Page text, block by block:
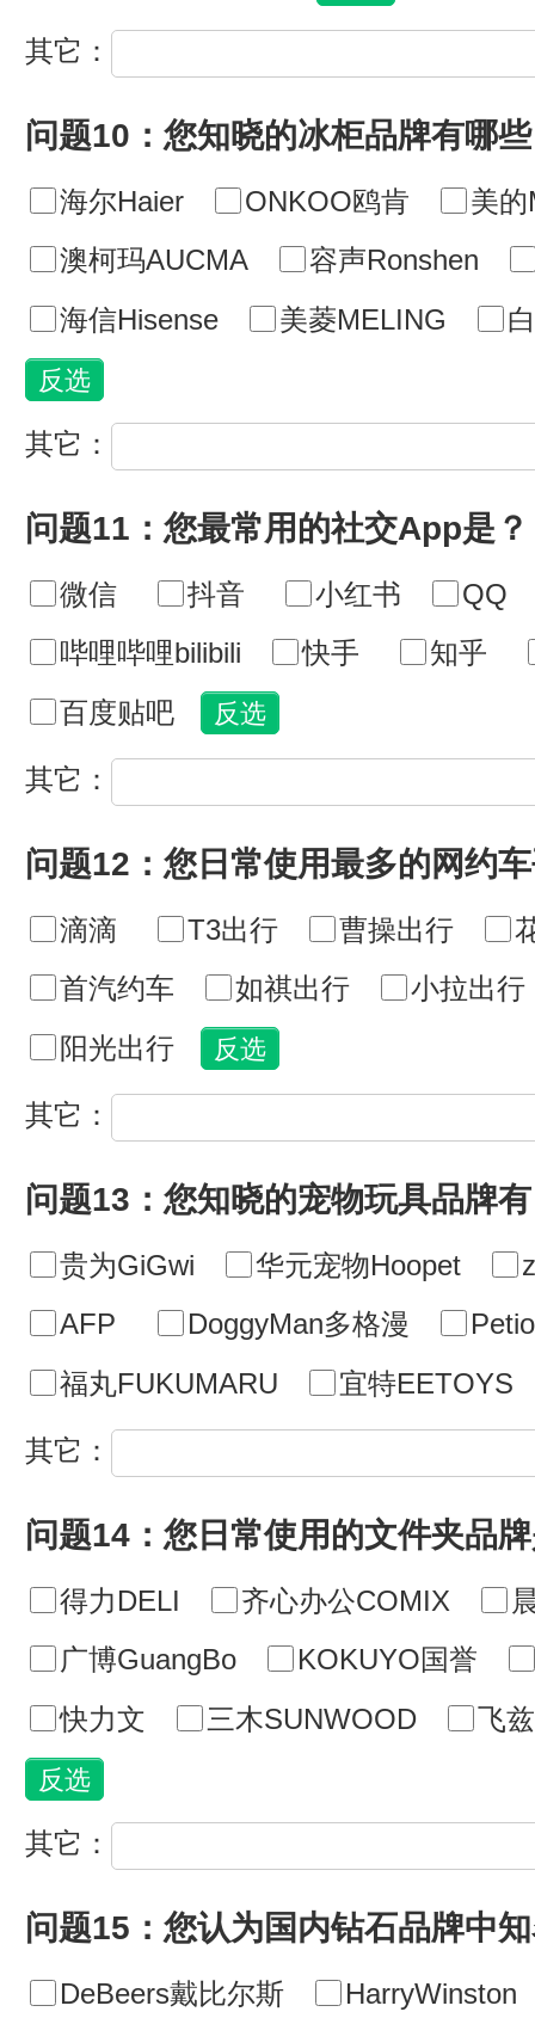
其它：
问题10：您知晓的冰柜品牌有哪
海尔Haier ONKOO鸥肯
美的
澳柯玛AUCMA
容声Ronshen
海信Hisense
美菱MELING
其它：
问题11：您最常用的社交App是？
微信 抖音 小红书
QQ
哔哩哔哩bilibili
快手
知乎
百度贴吧
其它：
问题12：您日常使用最多的网约
滴滴 T3出行 曹操出行
首汽约车
如祺出行
小拉出行
阳光出行
其它：
问题13：您知晓的宠物玩具品牌
贵为GiGwi 华元宠物Hoopet
AFP
DoggyMan多格漫
Petio
福丸FUKUMARU
宜特EETOYS
其它：
问题14：您日常使用的文件夹品
得力DELI 齐心办公COMIX
广博GuangBo
KOKUYO国誉
快力文
三木SUNWOOD 飞
其它：
问题15：您认为国内钻石品牌中
DeBeers戴比尔斯
HarryWinston